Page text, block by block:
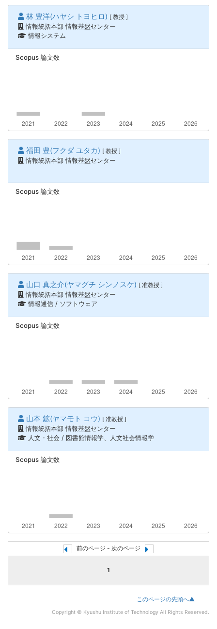
林 豊洋(ハヤシ トヨヒロ) [ 教授 ]
情報統括本部 情報基盤センター
情報システム
Scopus 論文数
福田 豊(フクダ ユタカ) [ 教授 ]
情報統括本部 情報基盤センター
Scopus 論文数
山口 真之介(ヤマグチ シンノスケ) [ 准教授 ]
情報統括本部 情報基盤センター
情報通信 / ソフトウェア
Scopus 論文数
山本 鉱(ヤマモト コウ) [ 准教授 ]
情報統括本部 情報基盤センター
人文・社会 / 図書館情報学、人文社会情報学
Scopus 論文数
前のページ - 次のページ
1
このページの先頭へ▲
Copyright © Kyushu Institute of Technology All Rights Reserved.